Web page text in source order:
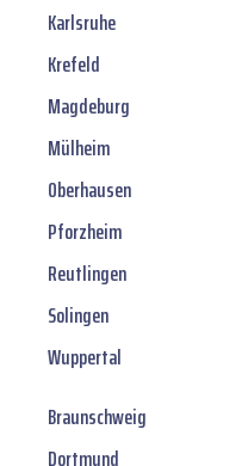
Karlsruhe
Krefeld
Magdeburg
Mülheim
Oberhausen
Pforzheim
Reutlingen
Solingen
Wuppertal
Braunschweig